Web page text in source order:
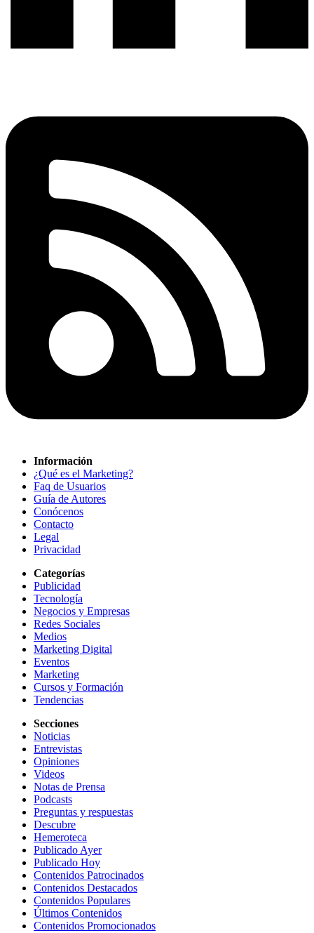
Información
¿Qué es el Marketing?
Faq de Usuarios
Guía de Autores
Conócenos
Contacto
Legal
Privacidad
Categorías
Publicidad
Tecnología
Negocios y Empresas
Redes Sociales
Medios
Marketing Digital
Eventos
Marketing
Cursos y Formación
Tendencias
Secciones
Noticias
Entrevistas
Opiniones
Videos
Notas de Prensa
Podcasts
Preguntas y respuestas
Descubre
Hemeroteca
Publicado Ayer
Publicado Hoy
Contenidos Patrocinados
Contenidos Destacados
Contenidos Populares
Últimos Contenidos
Contenidos Promocionados